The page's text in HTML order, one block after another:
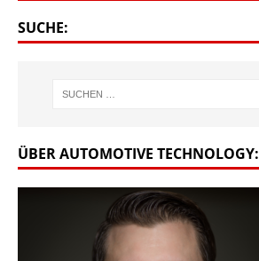
SUCHE:
ÜBER AUTOMOTIVE TECHNOLOGY: